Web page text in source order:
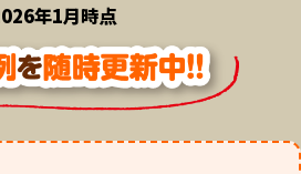
年1月時点